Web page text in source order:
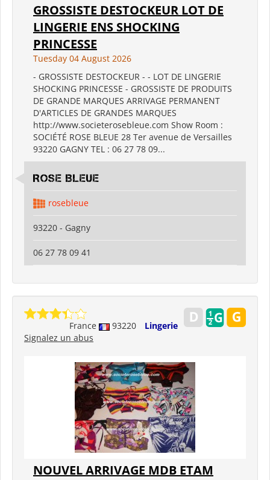
GROSSISTE DESTOCKEUR LOT DE
LINGERIE ENS SHOCKING
PRINCESSE
Tuesday 04 August 2026
- GROSSISTE DESTOCKEUR - - LOT DE LINGERIE
SHOCKING PRINCESSE - GROSSISTE DE PRODUITS
DE GRANDE MARQUES ARRIVAGE PERMANENT
D'ARTICLES DE GRANDES MARQUES
http://www.societerosebleue.com Show Room :
SOCIÉTÉ ROSE BLEUE 28 Ter avenue de Versailles
93220 GAGNY TEL : 06 27 78 09...
ROSE BLEUE
rosebleue
93220 - Gagny
06 27 78 09 41
France 93220
Lingerie
Signalez un abus
NOUVEL ARRIVAGE MDB ETAM